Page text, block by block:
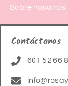
Sobre nosotros
Contáctanos
601 52 66